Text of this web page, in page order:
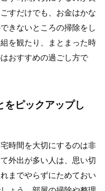
すだけでも、お金はかな
きないところの掃除をし
を観たり、まとまった時
おすすめの過ごし方で
をピックアップし
時間を大切にするのは非
外出が多い人は、思い切
までやらずにためておい